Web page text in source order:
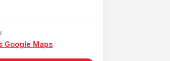
Google Maps